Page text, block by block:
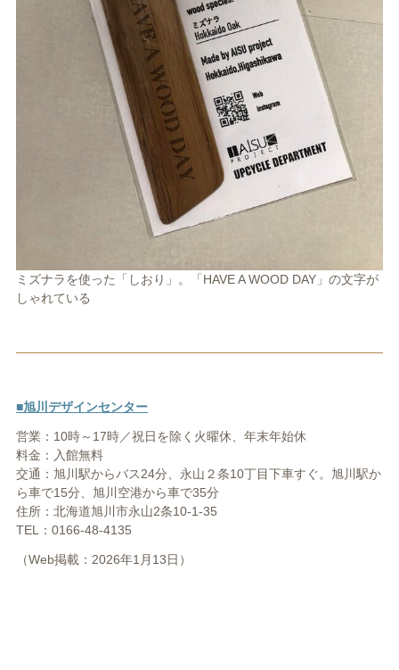
ミズナラを使った「しおり」。「 HAVE A WOOD DAY」の文字が
しゃれている
■旭川デザインセンター
営業： 10時～ 17時／祝日を除く火曜休、年末年始休
料金：入館無料
交通：旭川駅からバス24分、永山２条10丁目下車すぐ。旭川駅か
ら車で15分、旭川空港から車で35分
住所：北海道旭川市永山2条10-1-35
TEL： 0166-48-4135
（Web掲載：2026年1月13日）